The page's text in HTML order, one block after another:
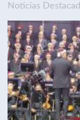
Noticias